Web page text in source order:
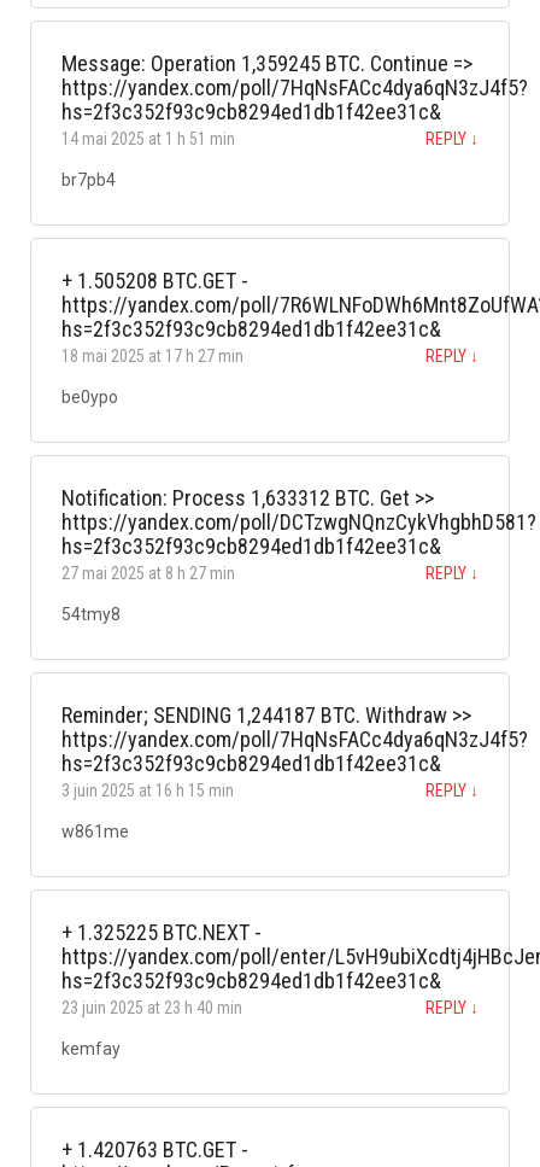
Message: Operation 1,359245 BTC. Continue =>
https://yandex.com/poll/7HqNsFACc4dya6qN3zJ4f5?
hs=2f3c352f93c9cb8294ed1db1f42ee31c&
14 mai 2025 at 1 h 51 min REPLY ↓
br7pb4
+ 1.505208 BTC.GET -
https://yandex.com/poll/
hs=2f3c352f93c9cb8294ed1db1f42ee31c&
18 mai 2025 at 17 h 27 min REPLY ↓
be0ypo
Notification: Process 1,633312 BTC. Get >>
https://yandex.com/poll/DCTzwgNQnzCykVhgbhD581?
hs=2f3c352f93c9cb8294ed1db1f42ee31c&
27 mai 2025 at 8 h 27 min REPLY ↓
54tmy8
Reminder; SENDING 1,244187 BTC. Withdraw >>
https://yandex.com/poll/7HqNsFACc4dya6qN3zJ4f5?
hs=2f3c352f93c9cb8294ed1db1f42ee31c&
3 juin 2025 at 16 h 15 min REPLY ↓
w861me
+ 1.325225 BTC.NEXT -
https://yandex.com/poll/enter/
hs=2f3c352f93c9cb8294ed1db1f42ee31c&
23 juin 2025 at 23 h 40 min REPLY ↓
kemfay
+ 1.420763 BTC.GET -